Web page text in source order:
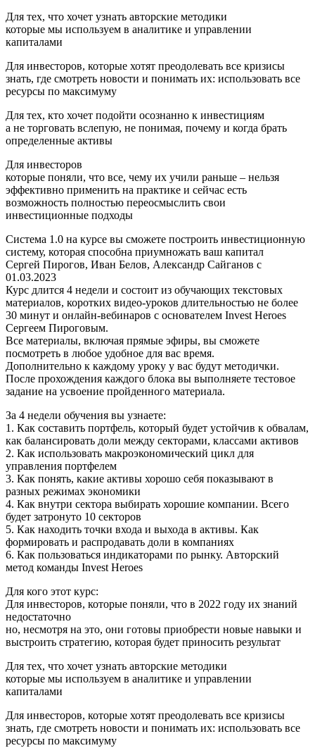
Для тех, что хочет узнать авторские методики
которые мы используем в аналитике и управлении
капиталами
Для инвесторов, которые хотят преодолевать все кризисы
знать, где смотреть новости и понимать их: использовать все
ресурсы по максимуму
Для тех, кто хочет подойти осознанно к инвестициям
а не торговать вслепую, не понимая, почему и когда брать
определенные активы
Для инвесторов
которые поняли, что все, чему их учили раньше – нельзя
эффективно применить на практике и сейчас есть
возможность полностью переосмыслить свои
инвестиционные подходы
Система 1.0 на курсе вы сможете построить инвестиционную
систему, которая способна приумножать ваш капитал
Сергей Пирогов, Иван Белов, Александр Сайганов с
01.03.2023
Курс длится 4 недели и состоит из обучающих текстовых
материалов, коротких видео-уроков длительностью не более
30 минут и онлайн-вебинаров с основателем Invest Heroes
Сергеем Пироговым.
Все материалы, включая прямые эфиры, вы сможете
посмотреть в любое удобное для вас время.
Дополнительно к каждому уроку у вас будут методички.
После прохождения каждого блока вы выполняете тестовое
задание на усвоение пройденного материала.
За 4 недели обучения вы узнаете:
1. Как составить портфель, который будет устойчив к обвалам,
как балансировать доли между секторами, классами активов
2. Как использовать макроэкономический цикл для
управления портфелем
3. Как понять, какие активы хорошо себя показывают в
разных режимах экономики
4. Как внутри сектора выбирать хорошие компании. Всего
будет затронуто 10 секторов
5. Как находить точки входа и выхода в активы. Как
формировать и распродавать доли в компаниях
6. Как пользоваться индикаторами по рынку. Авторский
метод команды Invest Heroes
Для кого этот курс:
Для инвесторов, которые поняли, что в 2022 году их знаний
недостаточно
но, несмотря на это, они готовы приобрести новые навыки и
выстроить стратегию, которая будет приносить результат
Для тех, что хочет узнать авторские методики
которые мы используем в аналитике и управлении
капиталами
Для инвесторов, которые хотят преодолевать все кризисы
знать, где смотреть новости и понимать их: использовать все
ресурсы по максимуму